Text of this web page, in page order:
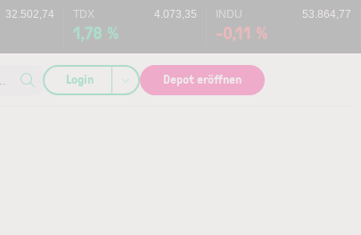
32.502,74 TDX 4.073,35
1,78 %
INDU 53.864,77
-0,11 %
Login Depot eröffnen